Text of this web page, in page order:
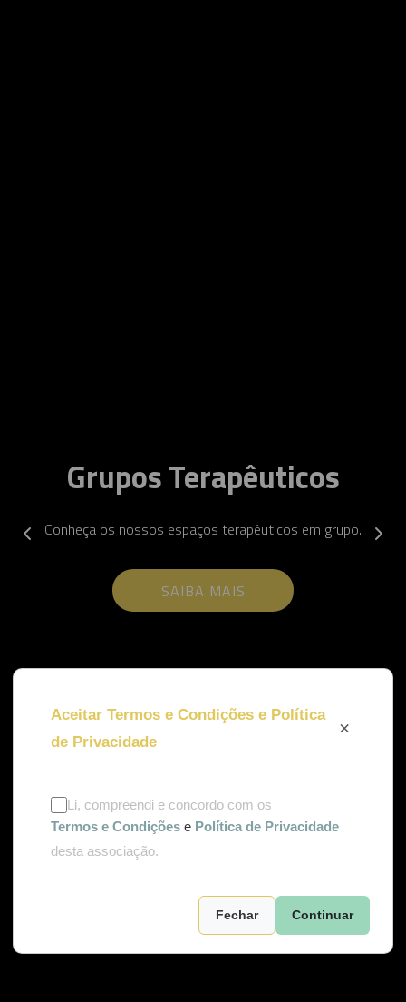
Grupos Terapêuticos
Conheça os nossos espaços terapêuticos em grupo.
SAIBA MAIS
Aceitar Termos e Condições e Política
de Privacidade
×
Li, compreendi e concordo com os
Termos e Condições e Política de Privacidade
desta associação.
Fechar Continuar